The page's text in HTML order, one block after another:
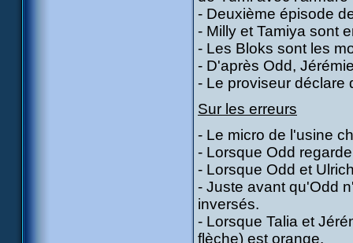
- Deuxième épisode
- Milly et Tamiya sont
- Les Bloks sont les
- D'après Odd,
- Le proviseur déclare
Sur les erreurs
- Le micro de l'usine
- Lorsque Odd
- Lorsque Odd et
- Juste avant qu'Odd
inversés.
- Lorsque Talia et
flèche) est orange.